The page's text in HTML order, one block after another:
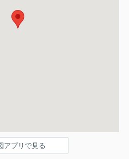
アプリで見る